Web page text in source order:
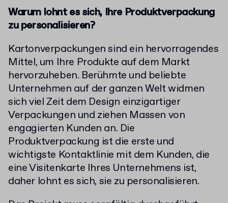
Warum lohnt es sich, Ihre Produktverpackung
zu personalisieren?
Kartonverpackungen sind ein hervorragendes
Mittel, um Ihre Produkte auf dem Markt
hervorzuheben. Berühmte und beliebte
Unternehmen auf der ganzen Welt widmen
sich viel Zeit dem Design einzigartiger
Verpackungen und ziehen Massen von
engagierten Kunden an. Die
Produktverpackung ist die erste und
wichtigste Kontaktlinie mit dem Kunden, die
eine Visitenkarte Ihres Unternehmens ist,
daher lohnt es sich, sie zu personalisieren.